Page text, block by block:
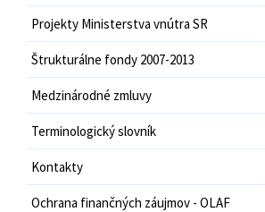
Projekty Ministerstva vnútra SR
Štrukturálne fondy 2007-2013
Medzinárodné zmluvy
Terminologický slovník
Kontakty
Ochrana finančných záujmov - OLAF